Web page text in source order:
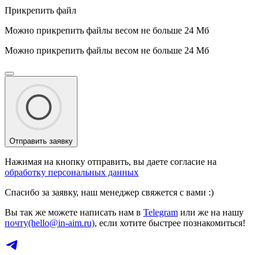
Прикрепить файл
Можно прикрепить файлы весом не больше 24 Мб
Можно прикрепить файлы весом не больше 24 Мб
Отправить заявку
Нажимая на кнопку отправить, вы даете согласие на
обработку персональных данных
Спасибо за заявку, наш менеджер свяжется с вами :)
Вы так же можете написать нам в Telegram или же на нашу
почту(hello@in-aim.ru), если хотите быстрее познакомиться!